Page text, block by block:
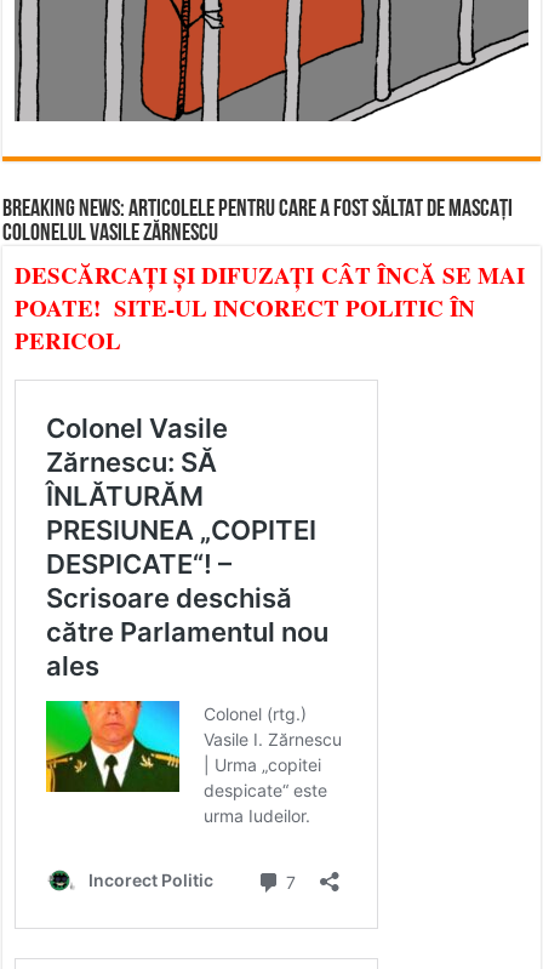
BREAKING NEWS: ARTICOLELE PENTRU CARE A FOST SĂLTAT DE MASCAȚI
COLONELUL VASILE ZĂRNESCU
DESCĂRCAȚI ȘI DIFUZAȚI CÂT ÎNCĂ SE MAI
POATE! SITE-UL INCORECT POLITIC ÎN
PERICOL